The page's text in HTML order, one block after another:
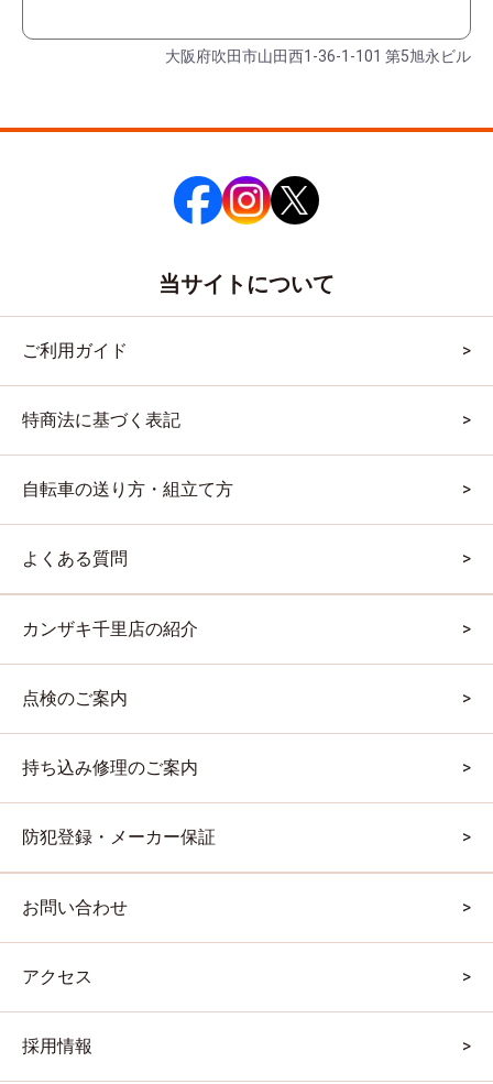
大阪府吹田市山田西1-36-1-101 第5旭永ビル
当サイトについて
ご利用ガイド
特商法に基づく表記
自転車の送り方・組立て方
よくある質問
カンザキ千里店の紹介
点検のご案内
持ち込み修理のご案内
防犯登録・メーカー保証
お問い合わせ
アクセス
採用情報